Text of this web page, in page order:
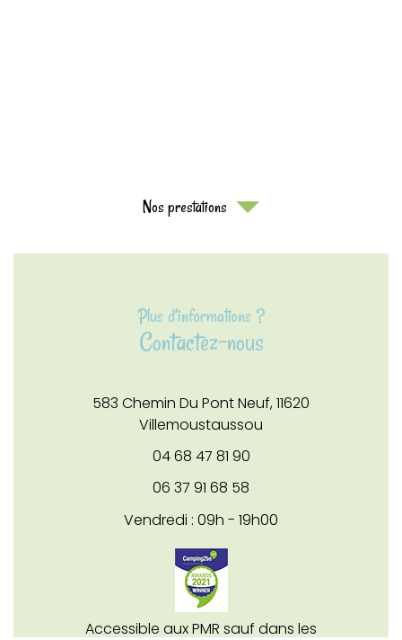
Nos prestations
Plus d’informations ?
Contactez-nous
583 Chemin Du Pont Neuf,11620
Villemoustaussou
04 68 47 81 90
06 37 91 68 58
Vendredi : 09h - 19h00
Accessible aux PMR sauf dans les